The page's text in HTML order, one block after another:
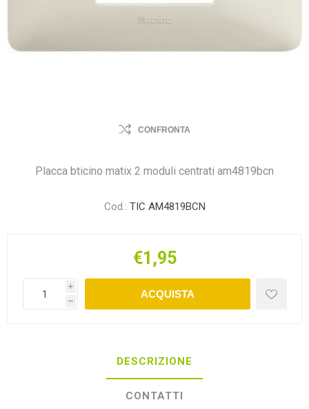
CONFRONTA
Placca bticino matix 2 moduli centrati am4819bcn
Cod.: TIC AM4819BCN
€1,95
i
h
ACQUISTA
DESCRIZIONE
CONTATTI